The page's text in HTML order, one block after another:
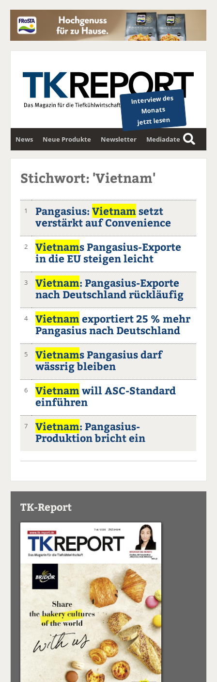
Interview des
Monats
jetzt lesen
News Neue Produkte Newsletter Mediadaten
S
u
Stichwort: 'Vietnam'
1 Pangasius:Vietnamsetzt
verstärkt auf Convenience
2 Vietnams Pangasius-Exporte
in die EU steigen leicht
3 Vietnam: Pangasius-Exporte
nach Deutschland rückläufig
4 Vietnamexportiert 25 % mehr
Pangasius nach Deutschland
5 Vietnams Pangasius darf
wässrig bleiben
6 Vietnamwill ASC-Standard
einführen
7 Vietnam: Pangasius-
Produktion bricht ein
TK-Report